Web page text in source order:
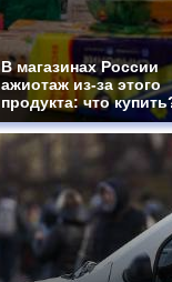
В магазинах России
ажиотаж из-за этого
продукта: что